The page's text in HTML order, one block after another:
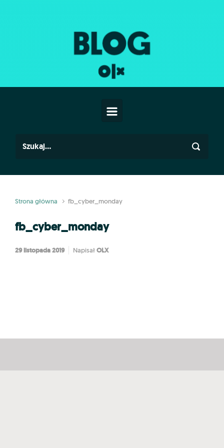
Strona główna fb_cyber_monday
fb_cyber_monday
29 listopada 2019 Napisał OLX